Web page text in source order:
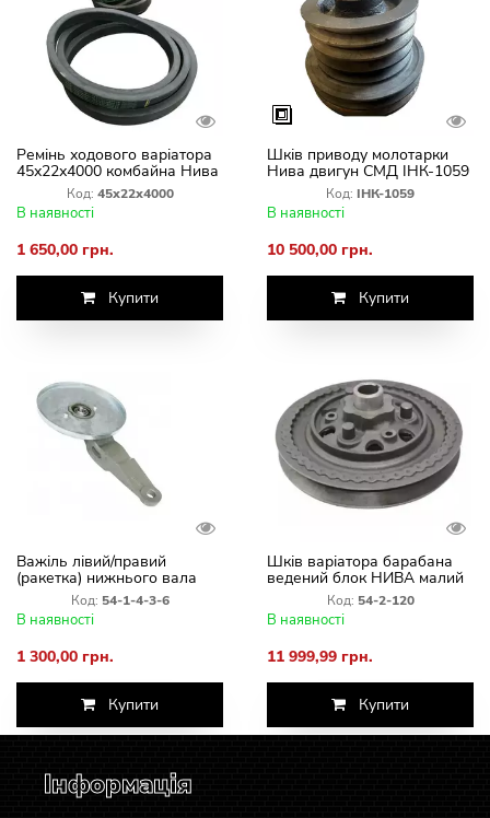
Ремінь ходового варіатора
45х22х4000 комбайна Нива
СК-5М Германия
Код: 45х22х4000
В наявності
1 650,00 грн.
Купити
Шків приводу молотарки
Нива двигун СМД ІНК-1059
Код: ІНК-1059
В наявності
10 500,00 грн.
Купити
Важіль лівий/правий
(ракетка) нижнього вала
похилої камери
Код: 54-1-4-3-6
В наявності
1 300,00 грн.
Купити
Шків варіатора барабана
ведений блок НИВА малий
54-2-120Код: 54-2-120
В наявності
11 999,99 грн.
Купити
Інформація